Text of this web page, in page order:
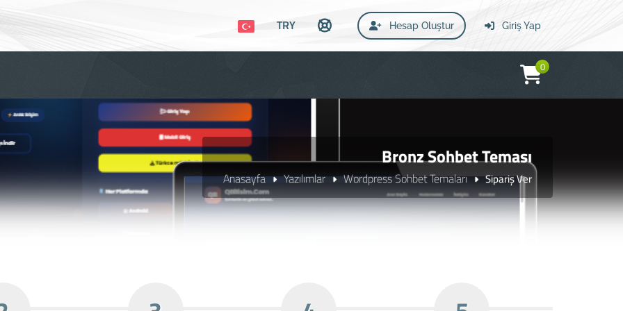
Giriş Yap
Hesap Oluştur
TRY
0
Bronz Sohbet Teması
Anasayfa Yazılımlar Wordpress Sohbet Temaları Sipariş Ver